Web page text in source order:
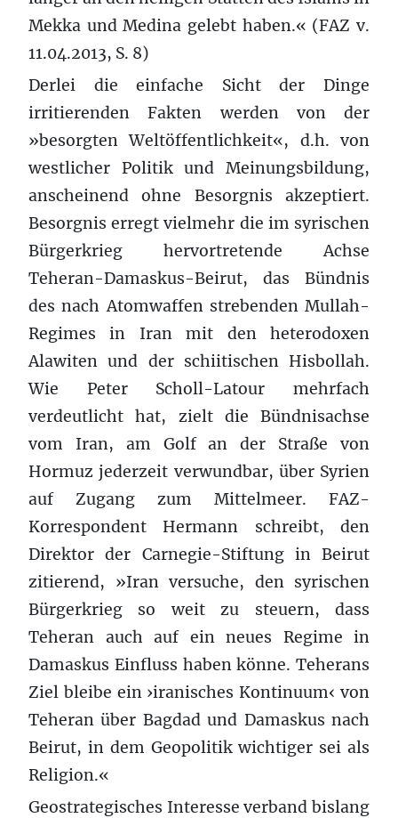
Mekka und Medina gelebt haben.« (FAZ v.
11.04.2013, S. 8)
Derlei die einfache Sicht der Dinge
irritierenden Fakten werden von der
»besorgten Weltöffentlichkeit«, d.h. von
westlicher Politik und Meinungsbildung,
anscheinend ohne Besorgnis akzeptiert.
Besorgnis erregt vielmehr die im syrischen
Bürgerkrieg hervortretende Achse
Teheran-Damaskus-Beirut, das Bündnis
des nach Atomwaffen strebenden Mullah-
Regimes in Iran mit den heterodoxen
Alawiten und der schiitischen Hisbollah.
Wie Peter Scholl-Latour mehrfach
verdeutlicht hat, zielt die Bündnisachse
vom Iran, am Golf an der Straße von
Hormuz jederzeit verwundbar, über Syrien
auf Zugang zum Mittelmeer. FAZ-
Korrespondent Hermann schreibt, den
Direktor der Carnegie-Stiftung in Beirut
zitierend, »Iran versuche, den syrischen
Bürgerkrieg so weit zu steuern, dass
Teheran auch auf ein neues Regime in
Damaskus Einfluss haben könne. Teherans
Ziel bleibe ein ›iranisches Kontinuum‹ von
Teheran über Bagdad und Damaskus nach
Beirut, in dem Geopolitik wichtiger sei als
Religion.«
Geostrategisches Interesse verband bislang